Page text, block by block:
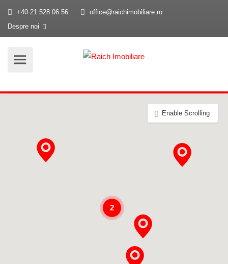
+40 21 528 06 56
office@raichimobiliare.ro
Despre noi
2
Enable Scrolling